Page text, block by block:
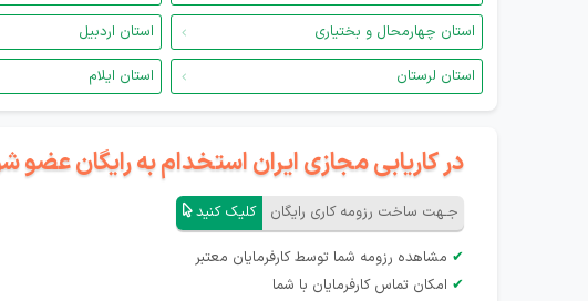
استان چهارمحال و بختیاری
استان اردبیل
استان لرستان
استان ایلام
در کاریابی مجازی ایران استخدام به رایگان عضو
جـهت ساخت رزومه کاری رایگان کلیک کنید
✔ مشاهده رزومه شما توسط کارفرمایان معتبر
✔ امکان تماس کارفرمایان با شما